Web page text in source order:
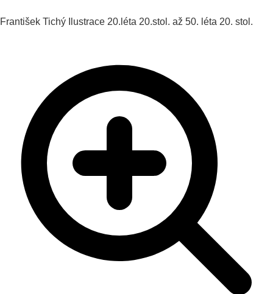
František Tichý Ilustrace 20.léta 20.stol. až 50. léta 20. stol.